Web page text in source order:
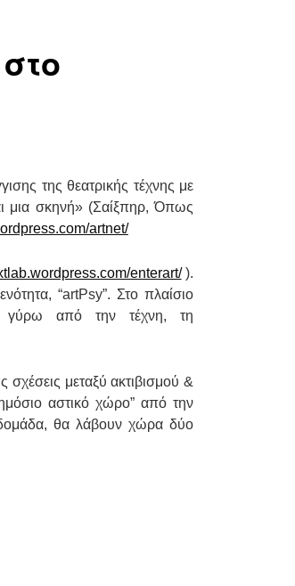
της θεατρικής τέχνης με
μια σκηνή» (Σαίξπηρ, Όπως
artnet/
enterart/).
“artPsy”. Στο πλαίσιο
γύρω από την τέχνη, τη
σχέσεις μεταξύ ακτιβισμού &
αστικό χώρο” από την
θα λάβουν χώρα δύο